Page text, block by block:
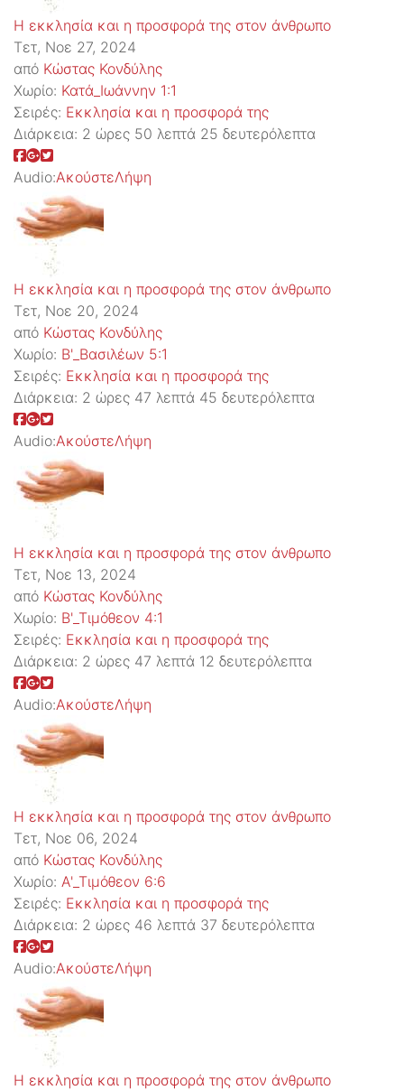
Η εκκλησία και η προσφορά της στον άνθρωπο
Τετ, Νοε 27, 2024
από Κώστας Κονδύλης
Χωρίο: Κατά_Ιωάννην 1:1
Σειρές: Εκκλησία και η προσφορά της
Διάρκεια: 2 ώρες 50 λεπτά 25 δευτερόλεπτα
Audio:ΑκούστεΛήψη
Η εκκλησία και η προσφορά της στον άνθρωπο
Τετ, Νοε 20, 2024
από Κώστας Κονδύλης
Χωρίο: Β'_Βασιλέων 5:1
Σειρές: Εκκλησία και η προσφορά της
Διάρκεια: 2 ώρες 47 λεπτά 45 δευτερόλεπτα
Audio:ΑκούστεΛήψη
Η εκκλησία και η προσφορά της στον άνθρωπο
Τετ, Νοε 13, 2024
από Κώστας Κονδύλης
Χωρίο: Β'_Τιμόθεον 4:1
Σειρές: Εκκλησία και η προσφορά της
Διάρκεια: 2 ώρες 47 λεπτά 12 δευτερόλεπτα
Audio:ΑκούστεΛήψη
Η εκκλησία και η προσφορά της στον άνθρωπο
Τετ, Νοε 06, 2024
από Κώστας Κονδύλης
Χωρίο: Α'_Τιμόθεον 6:6
Σειρές: Εκκλησία και η προσφορά της
Διάρκεια: 2 ώρες 46 λεπτά 37 δευτερόλεπτα
Audio:ΑκούστεΛήψη
Η εκκλησία και η προσφορά της στον άνθρωπο